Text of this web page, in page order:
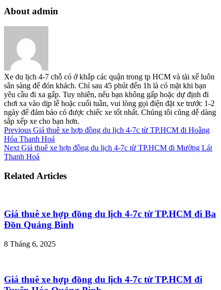
About admin
Xe du lịch 4-7 chỗ có ở khắp các quận trong tp HCM và tài xế luôn
sẵn sàng để đón khách. Chỉ sau 45 phút đến 1h là có mặt khi bạn
yêu cầu đi xa gấp. Tuy nhiên, nếu bạn không gấp hoặc dự định đi
chơi xa vào dịp lễ hoặc cuối tuần, vui lòng gọi điện đặt xe trước 1-2
ngày để đảm bảo có được chiếc xe tốt nhất. Chúng tôi cũng dễ dàng
sắp xếp xe cho bạn hơn.
Previous Giá thuê xe hợp đồng du lịch 4-7c từ TP.HCM đi Hoằng
Hóa Thanh Hoá
Next Giá thuê xe hợp đồng du lịch 4-7c từ TP.HCM đi Mường Lát
Thanh Hoá
Related Articles
Giá thuê xe hợp đồng du lịch 4-7c từ TP.HCM đi Ba
Đồn Quảng Bình
8 Tháng 6, 2025
Giá thuê xe hợp đồng du lịch 4-7c từ TP.HCM đi